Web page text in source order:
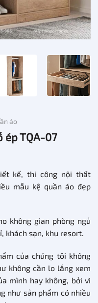
áo
ép TQA-07
kế, thi công nội thất
mẫu kệ quần áo đẹp
không gian phòng ngủ
khách sạn, khu resort.
của chúng tôi không
không cần lo lắng xem
mình hay không, bởi vì
như sản phẩm có nhiều